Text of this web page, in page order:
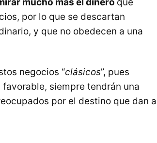
por lo que se descartan
y que no obedecen a una
negocios “clásicos”, pues
siempre tendrán una
por el destino que dan a